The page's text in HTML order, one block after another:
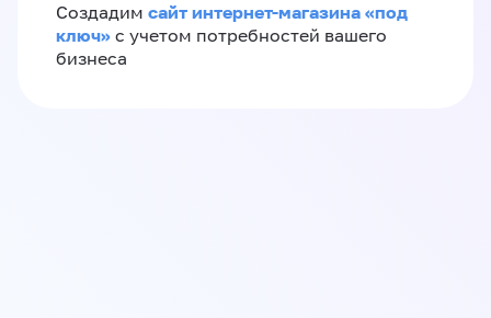
Создадим сайт интернет-магазина «под
ключ» с учетом потребностей вашего
бизнеса